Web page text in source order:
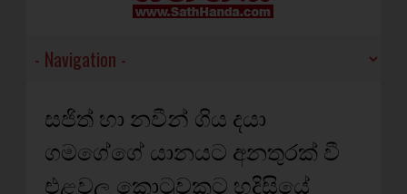
සජිත් හා නවීන් ගිය දයා
ගමගේගේ යානයට අනතුරක් වී
එළවලු කොටුවකට හදිසියේ